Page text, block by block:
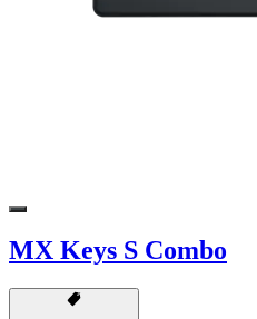
MX Keys S Combo